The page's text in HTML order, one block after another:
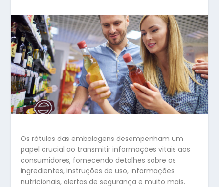
Os rótulos das embalagens desempenham um
papel crucial ao transmitir informações vitais aos
consumidores, fornecendo detalhes sobre os
ingredientes, instruções de uso, informações
nutricionais, alertas de segurança e muito mais.